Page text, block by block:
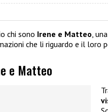
chi sono Irene e Matteo,
che li riguardo e il loro
e Matteo